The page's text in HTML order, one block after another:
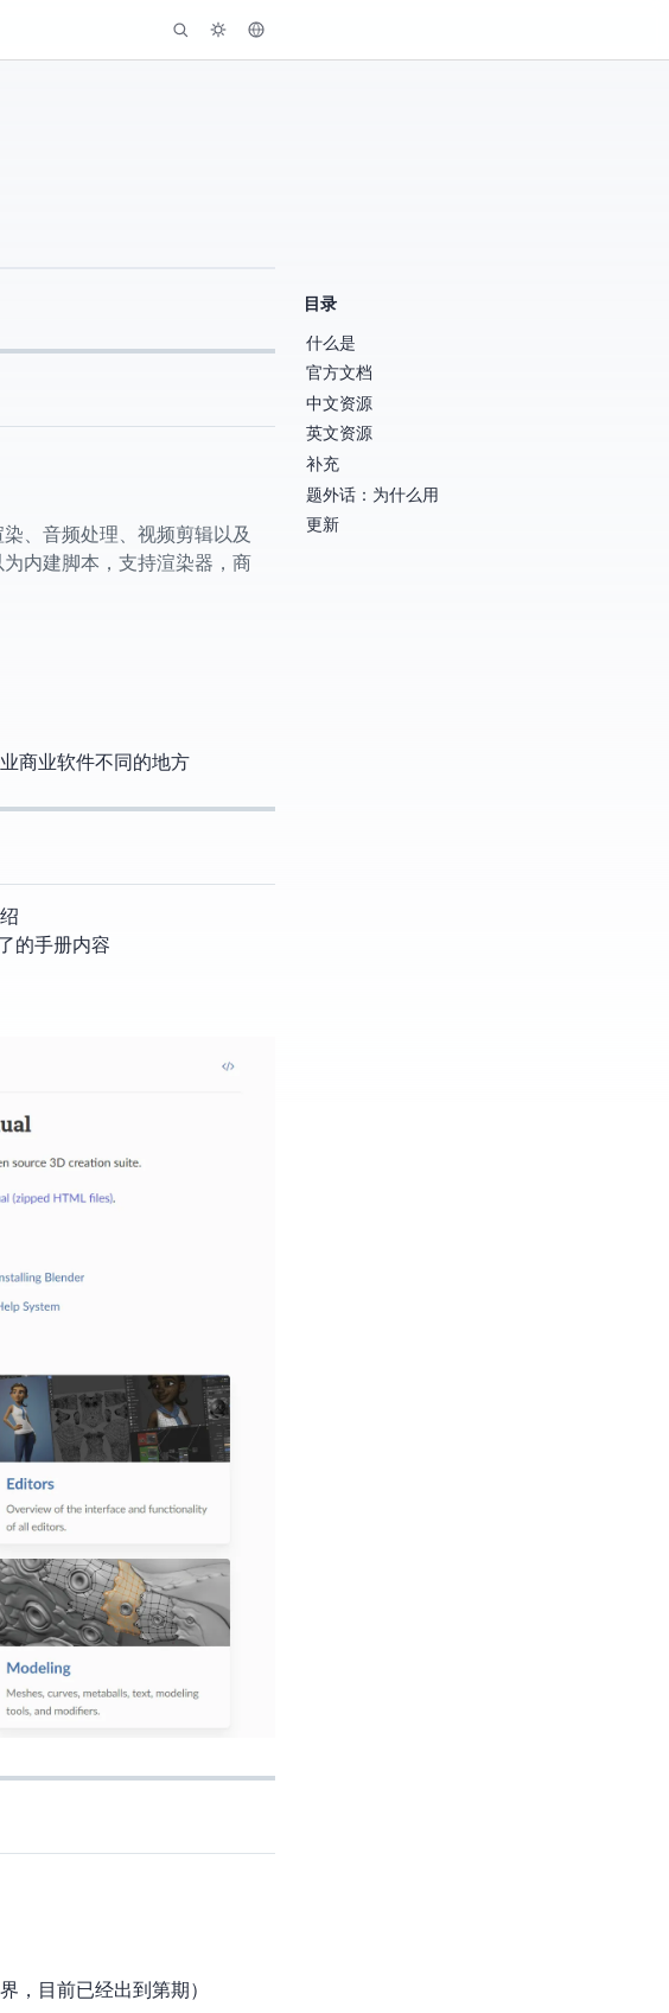
目录
什么是Blender
官方文档
中文资源
英文资源
补充
题外话：为什么用Blender
2020/08/03更新 Nodevember
染、音频处理、视频剪辑以及
建脚本，支持yafaray渲染器，商
业商业软件不同的地方
的2.80手册内容
界，目前已经出到第9期）